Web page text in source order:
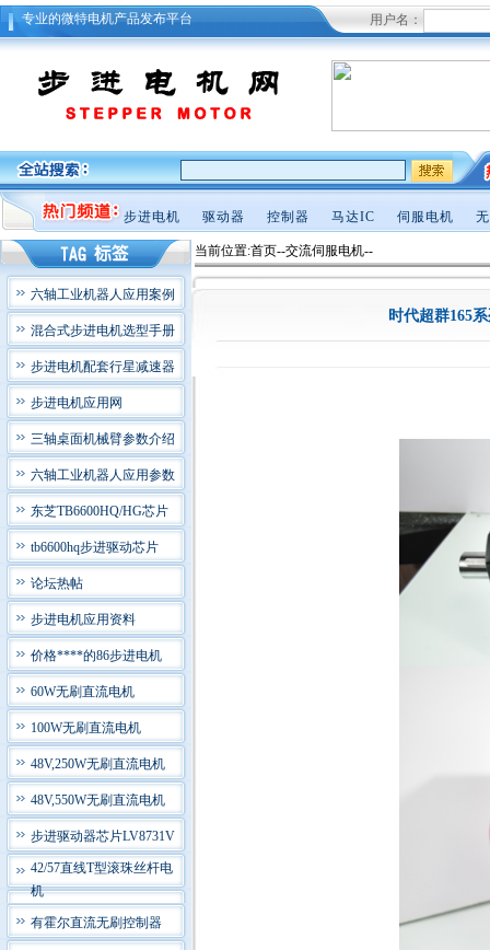
专业的微特电机产品发布平台 用户名：
步进电机 驱动器 控制器 马达IC 伺服电机
六轴工业机器人应用案例
混合式步进电机选型手册
步进电机配套行星减速器
步进电机应用网
三轴桌面机械臂参数介绍
六轴工业机器人应用参数
东芝TB6600HQ/HG芯片
tb6600hq步进驱动芯片
论坛热帖
步进电机应用资料
价格****的86步进电机
60W无刷直流电机
100W无刷直流电机
48V,250W无刷直流电机
48V,550W无刷直流电机
步进驱动器芯片LV8731V
42/57直线T型滚珠丝杆电
机
有霍尔直流无刷控制器
当前位置:首页--交流伺服电机--
时代超群165